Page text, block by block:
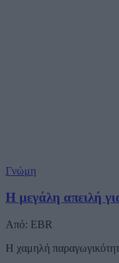
Γνώμη
Η μεγάλη απειλή
Από: EBR
Η χαμηλή